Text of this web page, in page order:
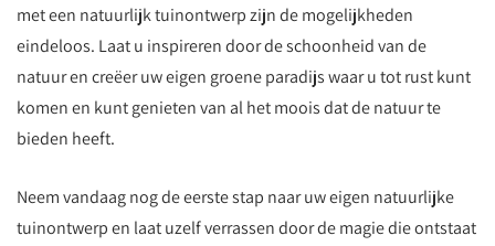
met een natuurlijk tuinontwerp zijn de mogelijkheden
eindeloos. Laat u inspireren door de schoonheid van de
natuur en creëer uw eigen groene paradijs waar u tot rust kunt
komen en kunt genieten van al het moois dat de natuur te
bieden heeft.
Neem vandaag nog de eerste stap naar uw eigen natuurlijke
tuinontwerp en laat uzelf verrassen door de magie die ontstaat